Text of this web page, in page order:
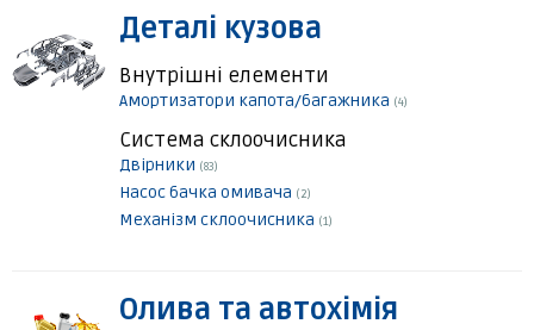
Деталі кузова
Внутрішні елементи
Амортизатори капота/багажника (4)
Система склоочисника
Двірники (83)
Насос бачка омивача (2)
Механізм склоочисника (1)
Олива та автохімія